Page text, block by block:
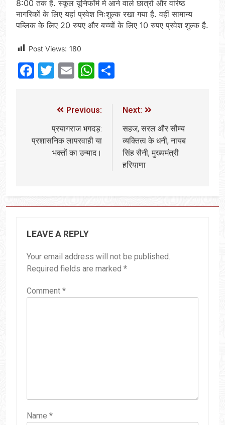
8:00 तक है. स्कूल यूनिफॉर्म में आने वाले छात्रों और वरिष्ठ
नागरिकों के लिए यहां प्रवेश निःशुल्क रखा गया है. वहीं सामान्य
पब्लिक के लिए 20 रुपए और बच्चों के लिए 10 रुपए प्रवेश शुल्क है.
Post Views: 180
Facebook
Twitter
EmailWhatsApp
Previous:
प्रयागराज भगदड़:
प्रशासनिक लापरवाही या
भक्तों का उन्माद।
Next:
सहज, सरल और सौम्य
व्यक्तित्व के धनी, नायब
सिंह सैनी, मुख्यमंत्री
हरियाणा
LEAVE A REPLY
Your email address will not be published.
Required fields are marked *
Comment *
Name *